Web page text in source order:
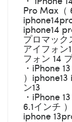
Pro Max（
iphone14
プロマック
アイフォン
フォン 14
・iPhone
）
ン13
・iPhone
6.1インチ
iphone